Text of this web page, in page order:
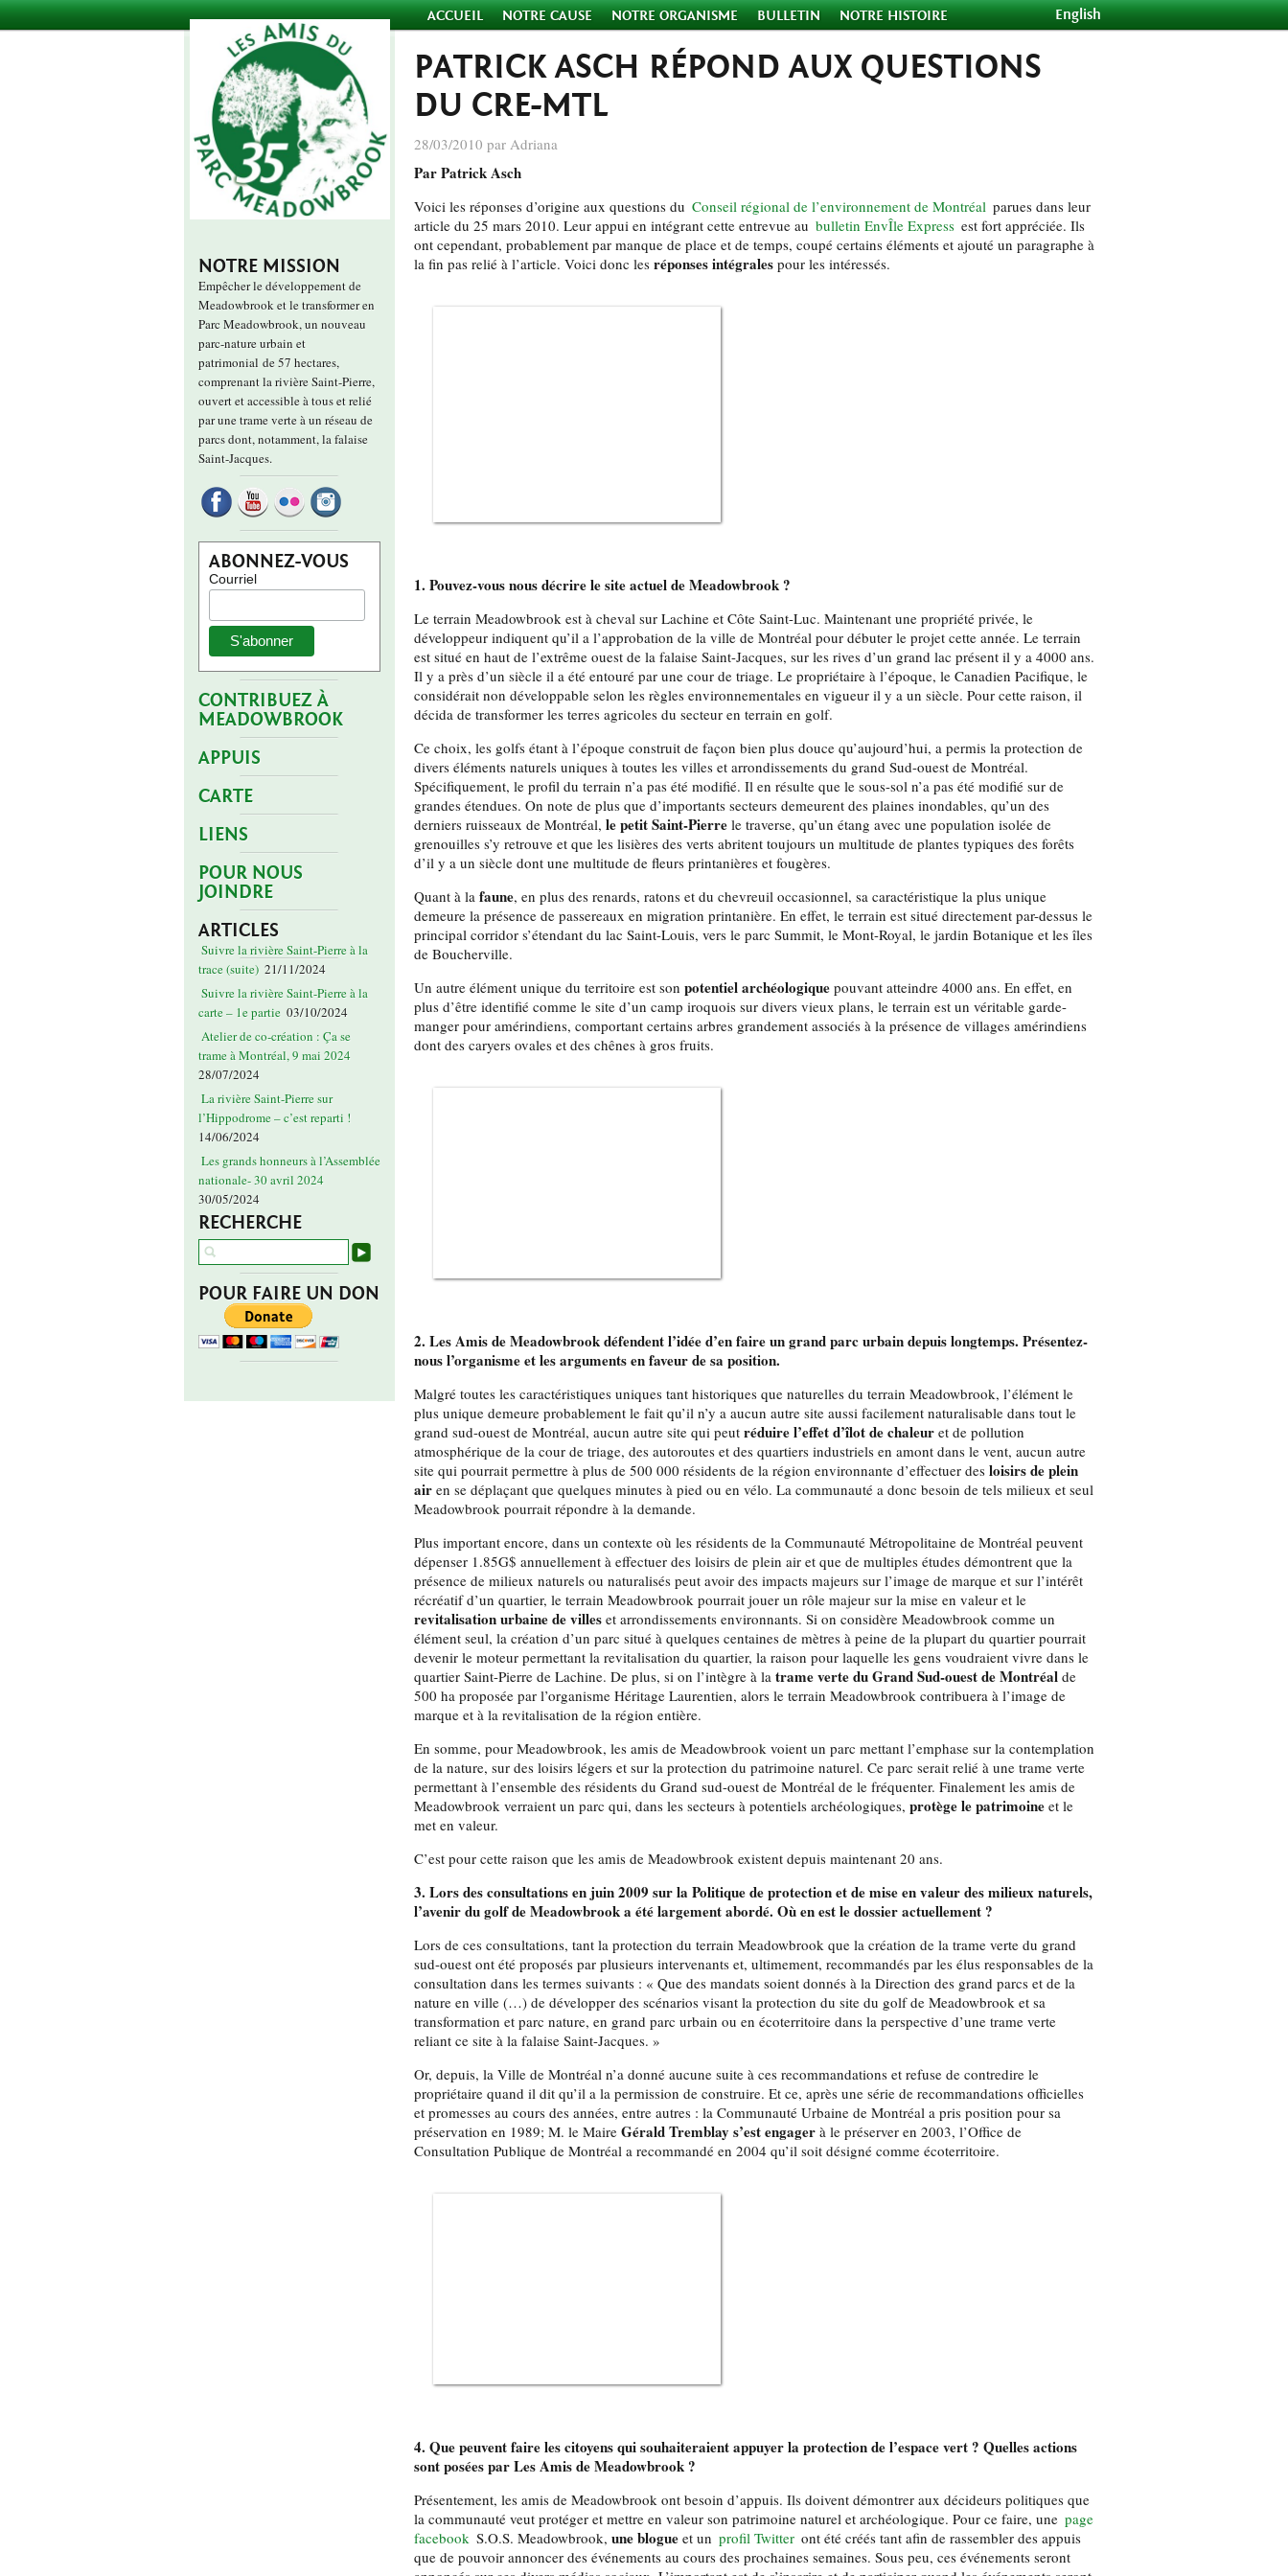
English
ACCUEIL NOTRE CAUSE NOTRE ORGANISME BULLETIN NOTRE HISTOIRE
NOTRE MISSION
Empêcher le développement de
Meadowbrook et le transformer en
Parc Meadowbrook, un nouveau
parc-nature urbain et
patrimonial de 57 hectares,
comprenant la rivière Saint-Pierre,
ouvert et accessible à tous et relié
par une trame verte à un réseau de
parcs dont, notamment, la falaise
Saint-Jacques.
ABONNEZ-VOUS
Courriel
CONTRIBUEZ À
MEADOWBROOK
APPUIS
CARTE
LIENS
POUR NOUS
JOINDRE
ARTICLES
Suivre la rivière Saint-Pierre à la
trace (suite) 21/11/2024
Suivre la rivière Saint-Pierre à la
carte – 1e partie 03/10/2024
Atelier de co-création : Ça se
trame à Montréal, 9 mai 2024
28/07/2024
La rivière Saint-Pierre sur
l’Hippodrome – c’est reparti !
14/06/2024
Les grands honneurs à l’Assemblée
nationale- 30 avril 2024
30/05/2024
RECHERCHE
POUR FAIRE UN DON
PATRICK ASCH RÉPOND AUX QUESTIONS
DU CRE-MTL
28/03/2010 par Adriana
Par Patrick Asch
Voici les réponses d’origine aux questions du Conseil régional de l’environnement de Montréal parues dans leur
article du 25 mars 2010. Leur appui en intégrant cette entrevue au bulletin EnvÎle Express est fort appréciée. Ils
ont cependant, probablement par manque de place et de temps, coupé certains éléments et ajouté un paragraphe à
la fin pas relié à l’article. Voici donc les réponses intégrales pour les intéressés.
1. Pouvez-vous nous décrire le site actuel de Meadowbrook ?
Le terrain Meadowbrook est à cheval sur Lachine et Côte Saint-Luc. Maintenant une propriété privée, le
développeur indiquent qu’il a l’approbation de la ville de Montréal pour débuter le projet cette année. Le terrain
est situé en haut de l’extrême ouest de la falaise Saint-Jacques, sur les rives d’un grand lac présent il y a 4000 ans.
Il y a près d’un siècle il a été entouré par une cour de triage. Le propriétaire à l’époque, le Canadien Pacifique, le
considérait non développable selon les règles environnementales en vigueur il y a un siècle. Pour cette raison, il
décida de transformer les terres agricoles du secteur en terrain en golf.
Ce choix, les golfs étant à l’époque construit de façon bien plus douce qu’aujourd’hui, a permis la protection de
divers éléments naturels uniques à toutes les villes et arrondissements du grand Sud-ouest de Montréal.
Spécifiquement, le profil du terrain n’a pas été modifié. Il en résulte que le sous-sol n’a pas été modifié sur de
grandes étendues. On note de plus que d’importants secteurs demeurent des plaines inondables, qu’un des
derniers ruisseaux de Montréal, le petit Saint-Pierre le traverse, qu’un étang avec une population isolée de
grenouilles s’y retrouve et que les lisières des verts abritent toujours un multitude de plantes typiques des forêts
d’il y a un siècle dont une multitude de fleurs printanières et fougères.
Quant à la faune, en plus des renards, ratons et du chevreuil occasionnel, sa caractéristique la plus unique
demeure la présence de passereaux en migration printanière. En effet, le terrain est situé directement par-dessus le
principal corridor s’étendant du lac Saint-Louis, vers le parc Summit, le Mont-Royal, le jardin Botanique et les îles
de Boucherville.
Un autre élément unique du territoire est son potentiel archéologique pouvant atteindre 4000 ans. En effet, en
plus d’être identifié comme le site d’un camp iroquois sur divers vieux plans, le terrain est un véritable garde-
manger pour amérindiens, comportant certains arbres grandement associés à la présence de villages amérindiens
dont des caryers ovales et des chênes à gros fruits.
2. Les Amis de Meadowbrook défendent l’idée d’en faire un grand parc urbain depuis longtemps. Présentez-
nous l’organisme et les arguments en faveur de sa position.
Malgré toutes les caractéristiques uniques tant historiques que naturelles du terrain Meadowbrook, l’élément le
plus unique demeure probablement le fait qu’il n’y a aucun autre site aussi facilement naturalisable dans tout le
grand sud-ouest de Montréal, aucun autre site qui peut réduire l’effet d’îlot de chaleur et de pollution
atmosphérique de la cour de triage, des autoroutes et des quartiers industriels en amont dans le vent, aucun autre
site qui pourrait permettre à plus de 500 000 résidents de la région environnante d’effectuer des loisirs de plein
air en se déplaçant que quelques minutes à pied ou en vélo. La communauté a donc besoin de tels milieux et seul
Meadowbrook pourrait répondre à la demande.
Plus important encore, dans un contexte où les résidents de la Communauté Métropolitaine de Montréal peuvent
dépenser 1.85G$ annuellement à effectuer des loisirs de plein air et que de multiples études démontrent que la
présence de milieux naturels ou naturalisés peut avoir des impacts majeurs sur l’image de marque et sur l’intérêt
récréatif d’un quartier, le terrain Meadowbrook pourrait jouer un rôle majeur sur la mise en valeur et le
revitalisation urbaine de villes et arrondissements environnants. Si on considère Meadowbrook comme un
élément seul, la création d’un parc situé à quelques centaines de mètres à peine de la plupart du quartier pourrait
devenir le moteur permettant la revitalisation du quartier, la raison pour laquelle les gens voudraient vivre dans le
quartier Saint-Pierre de Lachine. De plus, si on l’intègre à la trame verte du Grand Sud-ouest de Montréal de
500 ha proposée par l’organisme Héritage Laurentien, alors le terrain Meadowbrook contribuera à l’image de
marque et à la revitalisation de la région entière.
En somme, pour Meadowbrook, les amis de Meadowbrook voient un parc mettant l’emphase sur la contemplation
de la nature, sur des loisirs légers et sur la protection du patrimoine naturel. Ce parc serait relié à une trame verte
permettant à l’ensemble des résidents du Grand sud-ouest de Montréal de le fréquenter. Finalement les amis de
Meadowbrook verraient un parc qui, dans les secteurs à potentiels archéologiques, protège le patrimoine et le
met en valeur.
C’est pour cette raison que les amis de Meadowbrook existent depuis maintenant 20 ans.
3. Lors des consultations en juin 2009 sur la Politique de protection et de mise en valeur des milieux naturels,
l’avenir du golf de Meadowbrook a été largement abordé. Où en est le dossier actuellement ?
Lors de ces consultations, tant la protection du terrain Meadowbrook que la création de la trame verte du grand
sud-ouest ont été proposés par plusieurs intervenants et, ultimement, recommandés par les élus responsables de la
consultation dans les termes suivants : « Que des mandats soient donnés à la Direction des grand parcs et de la
nature en ville (…) de développer des scénarios visant la protection du site du golf de Meadowbrook et sa
transformation et parc nature, en grand parc urbain ou en écoterritoire dans la perspective d’une trame verte
reliant ce site à la falaise Saint-Jacques. »
Or, depuis, la Ville de Montréal n’a donné aucune suite à ces recommandations et refuse de contredire le
propriétaire quand il dit qu’il a la permission de construire. Et ce, après une série de recommandations officielles
et promesses au cours des années, entre autres : la Communauté Urbaine de Montréal a pris position pour sa
préservation en 1989; M. le Maire Gérald Tremblay s’est engager à le préserver en 2003, l’Office de
Consultation Publique de Montréal a recommandé en 2004 qu’il soit désigné comme écoterritoire.
4. Que peuvent faire les citoyens qui souhaiteraient appuyer la protection de l’espace vert ? Quelles actions
sont posées par Les Amis de Meadowbrook ?
Présentement, les amis de Meadowbrook ont besoin d’appuis. Ils doivent démontrer aux décideurs politiques que
la communauté veut protéger et mettre en valeur son patrimoine naturel et archéologique. Pour ce faire, une page
facebook S.O.S. Meadowbrook, une blogue et un profil Twitter ont été créés tant afin de rassembler des appuis
que de pouvoir annoncer des événements au cours des prochaines semaines. Sous peu, ces événements seront